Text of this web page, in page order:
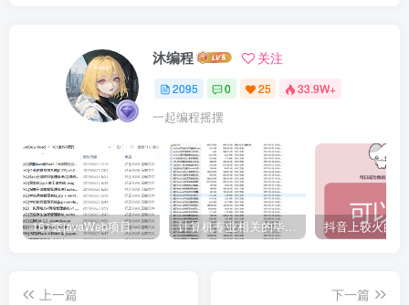
沐编程 关注
2095 0 25 33.9W+
一起编程摇摆
161套javaWeb项目源码免费分享 计算机专业相关的毕业设计论文合集免费下载
上一篇
下一篇